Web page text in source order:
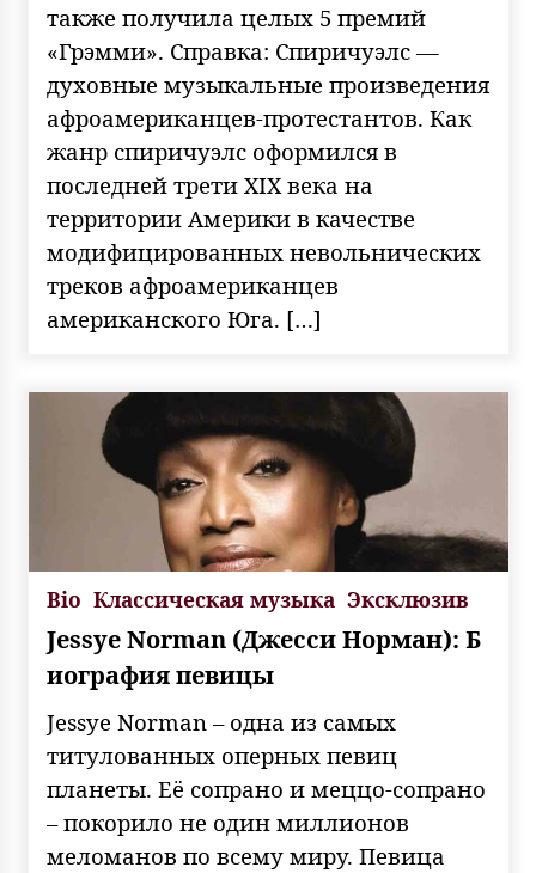
также получила целых 5 премий
«Грэмми». Справка: Спиричуэлс —
духовные музыкальные произведения
афроамериканцев-протестантов. Как
жанр спиричуэлс оформился в
последней трети XIX века на
территории Америки в качестве
модифицированных невольнических
треков афроамериканцев
американского Юга. […]
Bio Классическая музыка Эксклюзив
Jessye Norman (Джесси Норман): Б
иография певицы
Jessye Norman – одна из самых
титулованных оперных певиц
планеты. Её сопрано и меццо-сопрано
– покорило не один миллионов
меломанов по всему миру. Певица